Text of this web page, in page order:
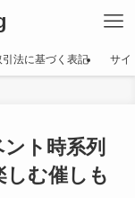
引法に基づく表記 サイ
ト時系列
しむ催しも